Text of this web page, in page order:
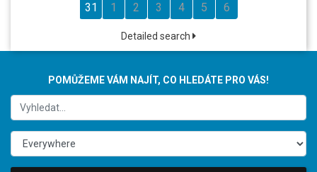
31
1 2 3 4 5 6
Detailed search
POMŮŽEME VÁM NAJÍT, CO HLEDÁTE PRO VÁS!